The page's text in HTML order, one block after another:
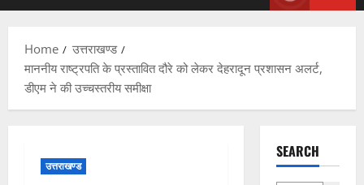
Home
उत्तराखण्ड
माननीय राष्ट्रपति के प्रस्तावित दौरे को लेकर देहरादून प्रशासन अलर्ट,
डीएम ने की उच्चस्तरीय समीक्षा
उत्तराखण्ड
SEARCH